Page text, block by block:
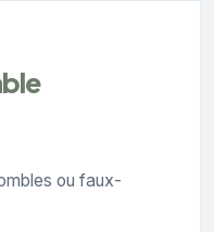
ou faux-